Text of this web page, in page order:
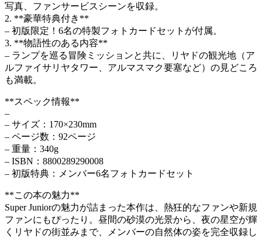
写真、ファンサービスシーンを収録。
2. **豪華特典付き**
– 初版限定！6名の特製フォトカードセットが付属。
3. **物語性のある内容**
– ランプを巡る冒険ミッションと共に、リヤドの観光地（ア
ルファイサリヤタワー、アルマスマク要塞など）の見どころ
も満載。
**スペック情報**
–
– サイズ：170×230mm
– ページ数：92ページ
– 重量：340g
– ISBN：8800289290008
– 初版特典：メンバー6名フォトカードセット
**この本の魅力**
Super Juniorの魅力が詰まった本作は、熱狂的なファンや新規
ファンにもぴったり。昼間の砂漠の光景から、夜の星空が輝
くリヤドの街並みまで、メンバーの自然体の姿を完全収録し